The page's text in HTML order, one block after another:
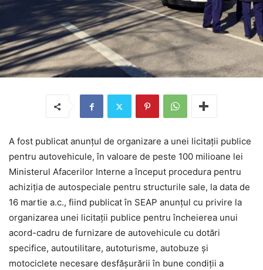
A fost publicat anunțul de organizare a unei licitații publice
pentru autovehicule, în valoare de peste 100 milioane lei
Ministerul Afacerilor Interne a început procedura pentru
achiziția de autospeciale pentru structurile sale, la data de
16 martie a.c., fiind publicat în SEAP anunțul cu privire la
organizarea unei licitații publice pentru încheierea unui
acord-cadru de furnizare de autovehicule cu dotări
specifice, autoutilitare, autoturisme, autobuze și
motociclete necesare desfășurării în bune condiții a